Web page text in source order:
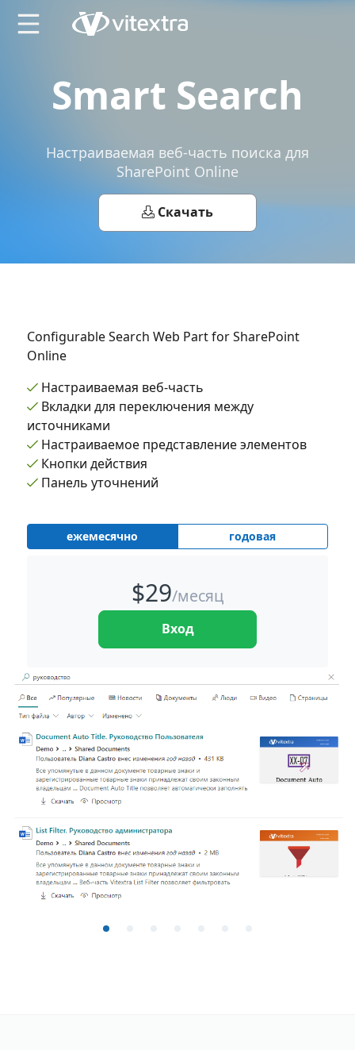
Smart Search
Настраиваемая веб-часть поиска для
SharePoint Online
Скачать
Configurable Search Web Part for SharePoint
Online
Настраиваемая веб-часть
Вкладки для переключения между
источниками
Настраиваемое представление элементов
Кнопки действия
Панель уточнений
ежемесячно годовая
$29/месяц
Вход